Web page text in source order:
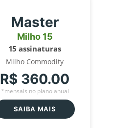
Master
Milho 15
15 assinaturas
Milho Commodity
R$ 360.00
*mensais no plano anual
SAIBA MAIS